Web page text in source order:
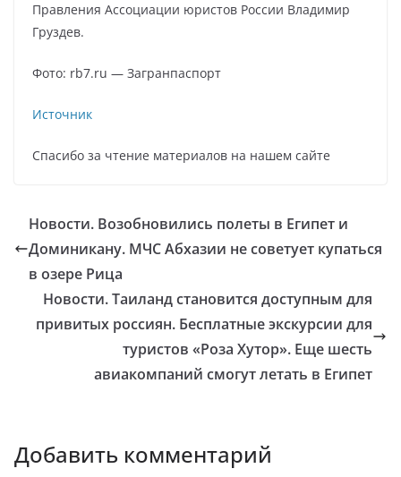
Правления Ассоциации юристов России Владимир
Груздев.
Фото: rb7.ru — Загранпаспорт
Источник
Спасибо за чтение материалов на нашем сайте
Новости. Возобновились полеты в Египет и
Доминикану. МЧС Абхазии не советует купаться
в озере Рица
Новости. Таиланд становится доступным для
привитых россиян. Бесплатные экскурсии для
туристов «Роза Хутор». Еще шесть
авиакомпаний смогут летать в Египет
Добавить комментарий